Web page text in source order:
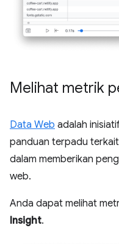
Melihat metrik
Data Web adalah
panduan terpadu
dalam memberikan
web.
Anda dapat melihat
Insight.